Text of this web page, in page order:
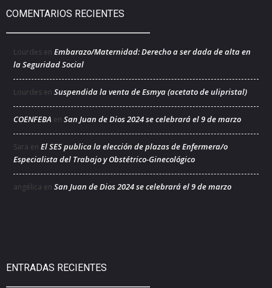
COMENTARIOS RECIENTES
Lourdes en Embarazo/Maternidad: Derecho a ser dada de alta en
la Seguridad Social
Lourdes en Suspendida la venta de Esmya (acetato de ulipristal)
COENFEBA en San Juan de Dios 2024 se celebrará el 9 de marzo
Sara en El SES publica la elección de plazas de Enfermera/o
Especialista del Trabajo y Obstétrico-Ginecológico
angélica en San Juan de Dios 2024 se celebrará el 9 de marzo
ENTRADAS RECIENTES